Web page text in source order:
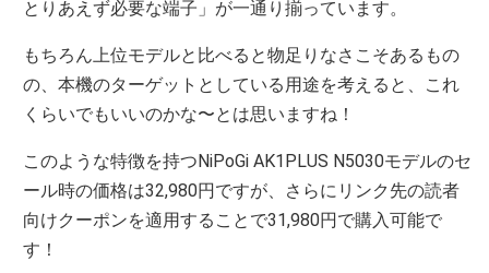
とりあえず必要な端子」が一通り揃っています。
もちろん上位モデルと比べると物足りなさこそあるもの
の、本機のターゲットとしている用途を考えると、これ
くらいでもいいのかな〜とは思いますね！
このような特徴を持つNiPoGi AK1PLUS N5030モデルのセ
ール時の価格は32,980円ですが、さらにリンク先の読者
向けクーポンを適用することで31,980円で購入可能で
す！